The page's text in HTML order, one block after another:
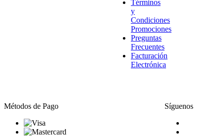
Términos
y
Condiciones
Promociones
Preguntas
Frecuentes
Facturación
Electrónica
Métodos de Pago Síguenos